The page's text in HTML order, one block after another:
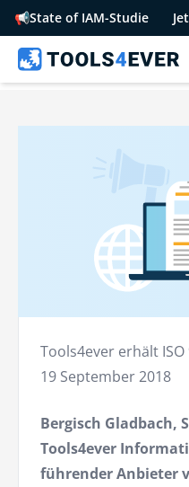
📢State of IAM-Studie
Tools4ever erhält
19 September 2018
Bergisch Gladbach,
Tools4ever
führender Anbieter